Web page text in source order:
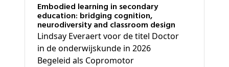
Embodied learning in secondary
education: bridging cognition,
neurodiversity and classroom design
Lindsay Everaert voor de titel Doctor
in de onderwijskunde in 2026
Begeleid als Copromotor